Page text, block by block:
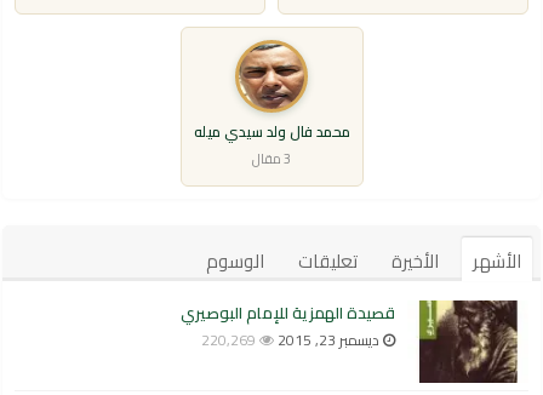
محمد فال ولد سيدي ميله
3 مقال
الأشهر الأخيرة تعليقات الوسوم
قصيدة الهمزية للإمام البوصيري
ديسمبر 23, 2015 220,269